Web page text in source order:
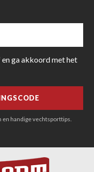
ga akkoord met het
handige vechtsporttips.